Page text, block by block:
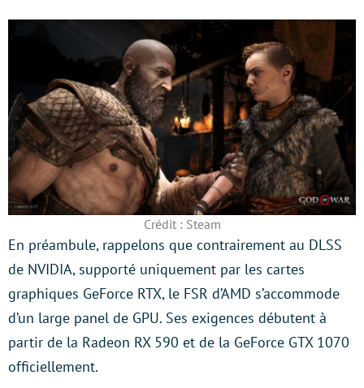
Crédit : Steam
En préambule, rappelons que contrairement au DLSS
de NVIDIA, supporté uniquement par les cartes
graphiques GeForce RTX, le FSR d’AMD s’accommode
d’un large panel de GPU. Ses exigences débutent à
partir de la Radeon RX 590 et de la GeForce GTX 1070
officiellement.